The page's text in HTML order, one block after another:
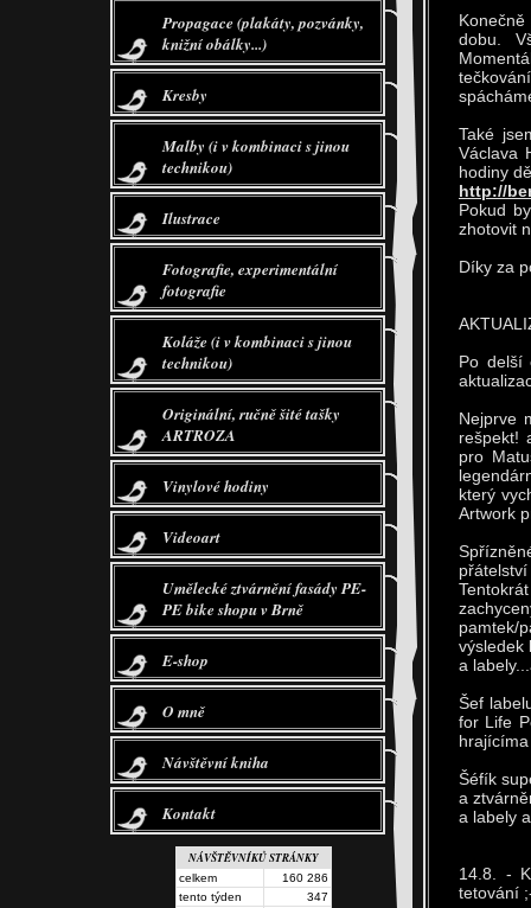
dobu.
Také
Václava
hodiny
http://
Pokud
zhotovit
Díky za
Po delší
Nejprve
rešpekt!
pro
který
Artwork
pamtek/
výsledek
a
Šef
for Life
Šéfík
a
a labely
14.8. -
tetování
Propagace (plakáty, pozvánky,
knižní obálky...)
Kresby
Malby (i v kombinaci s jinou
technikou)
Ilustrace
Fotografie, experimentální
fotografie
Koláže (i v kombinaci s jinou
technikou)
Originální, ručně šité tašky
ARTROZA
Vinylové hodiny
Videoart
Umělecké ztvárnění fasády PE-
PE bike shopu v Brně
E-shop
O mně
Návštěvní kniha
Kontakt
NÁVŠTĚVNÍKŮ STRÁNKY
celkem
160 286
tento týden
347